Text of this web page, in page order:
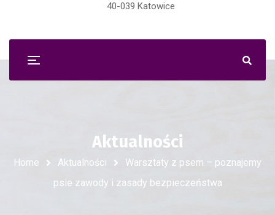
40-039 Katowice
Aktualności
Home Aktualności
Warsztaty z psem – poznajemy
psie zawody i zasady bezpieczeństwa